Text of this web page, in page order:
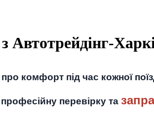
Автотрейдінг-
комфорт під час кожної
перевірку та